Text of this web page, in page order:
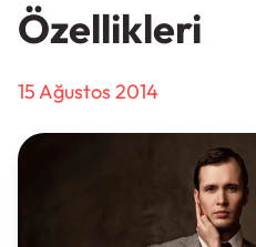
Özellikleri
15 Ağustos 2014